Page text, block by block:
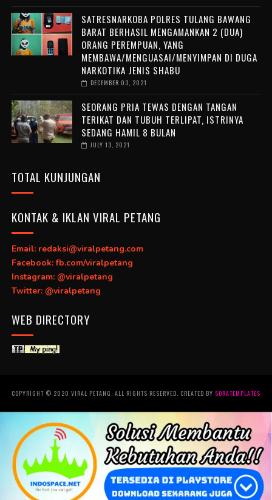
SATRESNARKOBA POLRES TULANG BAWANG
BARAT BERHASIL MENGAMANKAN 2 (DUA)
ORANG PEREMPUAN, YANG
MEMBAWA/MENGUASAI/MENYIMPAN DI DUGA
NARKOTIKA JENIS SHABU
DECEMBER 03, 2021
SEORANG PRIA TEWAS DENGAN TANGAN
TERIKAT DAN TUBUH TERLIPAT, ISTRINYA
SEDANG HAMIL 8 BULAN
JULY 13, 2021
TOTAL KUNJUNGAN
KONTAK & IKLAN VIRAL PETANG
Email: redaksi@viralpetang.com
Facebook: fb.com/viralpetang
Instagram: @viralpetang
Twitter: @viralpetang
WEB DIRECTORY
COPYRIGHT © 2020 VIRAL PETANG. ALL RIGHTS RESERVED. CREATED BY SORATEMPLATES